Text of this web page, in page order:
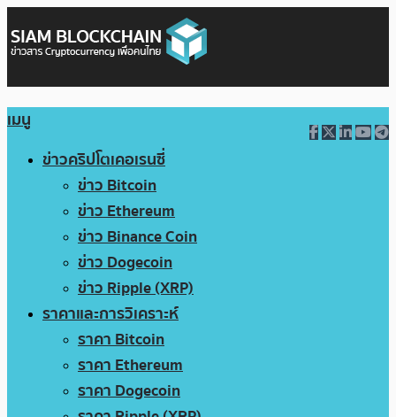
เมนู
ข่าวคริปโตเคอเรนซี่
ข่าว Bitcoin
ข่าว Ethereum
ข่าว Binance Coin
ข่าว Dogecoin
ข่าว Ripple (XRP)
ราคาและการวิเคราะห์
ราคา Bitcoin
ราคา Ethereum
ราคา Dogecoin